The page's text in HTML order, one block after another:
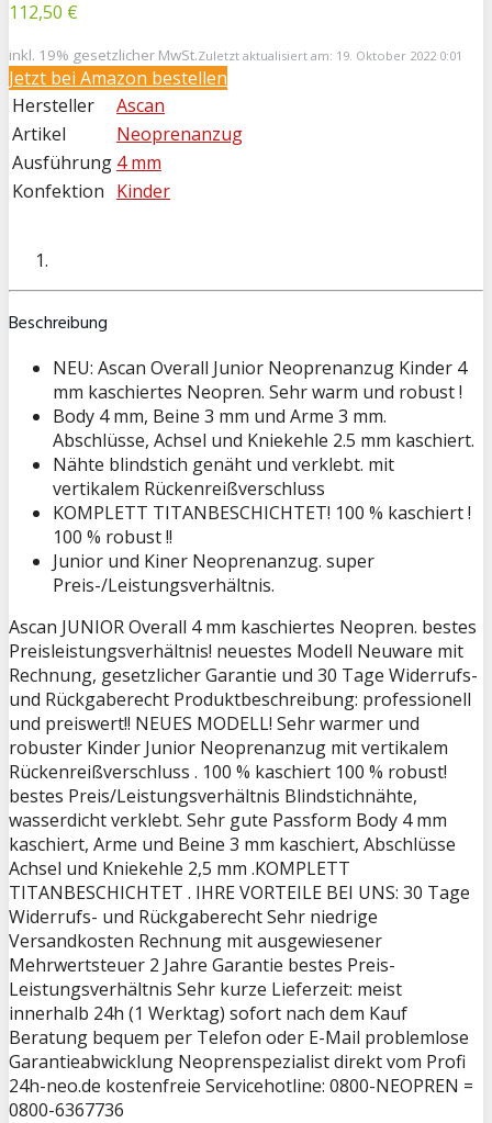
112,50 €
inkl. 19% gesetzlicher MwSt.Zuletzt aktualisiert am: 19. Oktober 2022 0:01
Jetzt bei Amazon bestellen
Hersteller
Ascan
Artikel
Neoprenanzug
Ausführung 4 mm
Konfektion Kinder
Beschreibung
NEU: Ascan Overall Junior Neoprenanzug Kinder 4
mm kaschiertes Neopren. Sehr warm und robust !
Body 4 mm, Beine 3 mm und Arme 3 mm.
Abschlüsse, Achsel und Kniekehle 2.5 mm kaschiert.
Nähte blindstich genäht und verklebt. mit
vertikalem Rückenreißverschluss
KOMPLETT TITANBESCHICHTET! 100 % kaschiert !
100 % robust !!
Junior und Kiner Neoprenanzug. super
Preis-/Leistungsverhältnis.
Ascan JUNIOR Overall 4 mm kaschiertes Neopren. bestes
Preisleistungsverhältnis! neuestes Modell Neuware mit
Rechnung, gesetzlicher Garantie und 30 Tage Widerrufs-
und Rückgaberecht Produktbeschreibung: professionell
und preiswert!! NEUES MODELL! Sehr warmer und
robuster Kinder Junior Neoprenanzug mit vertikalem
Rückenreißverschluss . 100 % kaschiert 100 % robust!
bestes Preis/Leistungsverhältnis Blindstichnähte,
wasserdicht verklebt. Sehr gute Passform Body 4 mm
kaschiert, Arme und Beine 3 mm kaschiert, Abschlüsse
Achsel und Kniekehle 2,5 mm .KOMPLETT
TITANBESCHICHTET . IHRE VORTEILE BEI UNS: 30 Tage
Widerrufs- und Rückgaberecht Sehr niedrige
Versandkosten Rechnung mit ausgewiesener
Mehrwertsteuer 2 Jahre Garantie bestes Preis-
Leistungsverhältnis Sehr kurze Lieferzeit: meist
innerhalb 24h (1 Werktag) sofort nach dem Kauf
Beratung bequem per Telefon oder E-Mail problemlose
Garantieabwicklung Neoprenspezialist direkt vom Profi
24h-neo.de kostenfreie Servicehotline: 0800-NEOPREN =
0800-6367736